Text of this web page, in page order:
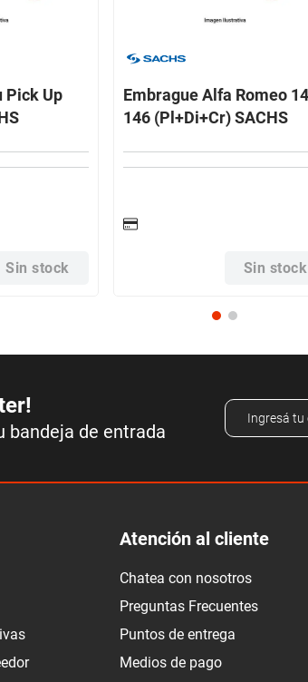
Pick Up
Sin stock
Embrague Alfa Romeo
146 (Pl+Di+Cr) SACHS
Sin stock
bandeja de entrada
Atención al cliente
Chatea con nosotros
Preguntas Frecuentes
Puntos de entrega
Medios de pago